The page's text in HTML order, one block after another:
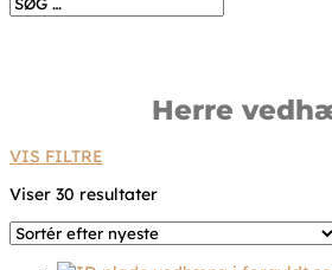
Herre
VIS FILTRE
Viser 30 resultaterSorteret
seneste